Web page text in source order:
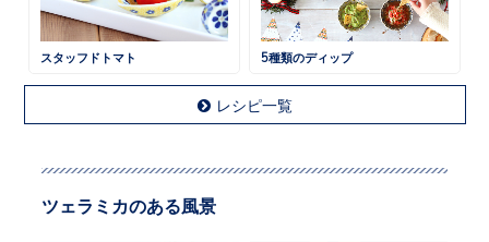
スタッフドトマト 5種類のディップ
レシピ一覧
ツェラミカのある風景